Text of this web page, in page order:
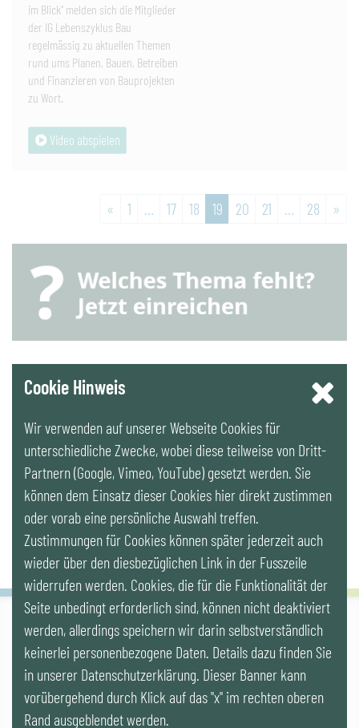
im Blick" melden sich die Mitglieder
der IG Lebenszyklus Bau
regelmässig zu aktuellen Themen
rund ums Planen, Bauen, Betreiben
und Finanzieren von Bauprojekten
zu Wort.
Video abspielen
« weiter
1 … 17 18 19 20 21 … 28 »
YouTube
LinkedIn
Newsletter
IG LEBENSZYKLUS BAU
Wipplingerstr. 10/Top 9, Stoß im Himmel, A-1010 Wien
office@ig-lebenszyklus.at
Kontakt
Cookie Hinweis
Wir verwenden auf unserer Webseite Cookies für
unterschiedliche Zwecke, wobei diese teilweise von Dritt-
Partnern (Google, Vimeo, YouTube) gesetzt werden. Sie
können dem Einsatz dieser Cookies hier direkt zustimmen
oder vorab eine persönliche Auswahl treffen.
Zustimmungen für Cookies können später jederzeit auch
wieder über den diesbezüglichen Link in der Fusszeile
widerrufen werden. Cookies, die für die Funktionalität der
Seite unbedingt erforderlich sind, können nicht deaktiviert
werden, allerdings speichern wir darin selbstverständlich
keinerlei personenbezogene Daten. Details dazu finden Sie
in unserer Datenschutzerklärung. Dieser Banner kann
vorübergehend durch Klick auf das "x" im rechten oberen
Rand ausgeblendet werden.